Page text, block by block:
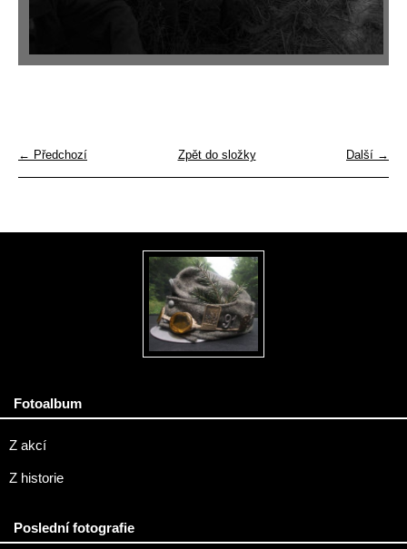
← Předchozí Další →
Zpět do složky
Fotoalbum
Z akcí
Z historie
Poslední fotografie